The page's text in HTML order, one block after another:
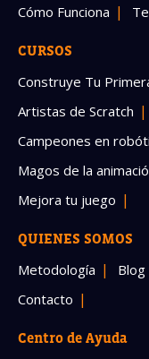
Cómo Funciona
CURSOS
Construye Tu
Artistas de Scratch
Campeones en
Magos de la
Mejora tu juego
QUIENES SOMOS
Metodología Blog
Contacto
Centro de Ayuda